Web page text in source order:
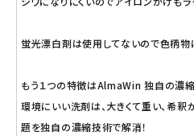
蛍光漂白剤は使用してないので色柄物
もう１つの特徴はAlmaWin 独自の濃縮
環境にいい洗剤は、大きくて重い、希
題を独自の濃縮技術で解消！